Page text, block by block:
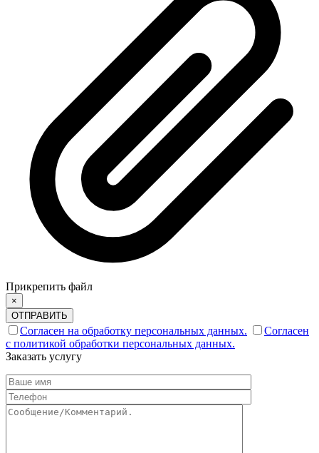
Прикрепить файл
×
ОТПРАВИТЬ
Согласен на обработку персональных данных.
Согласен
с политикой обработки персональных данных.
Заказать услугу